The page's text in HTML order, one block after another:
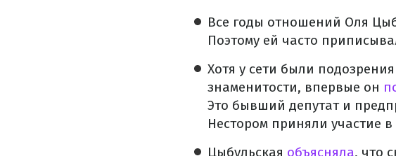
Все годы отношений Оля
Поэтому ей часто
Хотя у сети были
знаменитости, впервые он
Это бывший депутат и
Нестором приняли участие
Цыбульская объясняла, что